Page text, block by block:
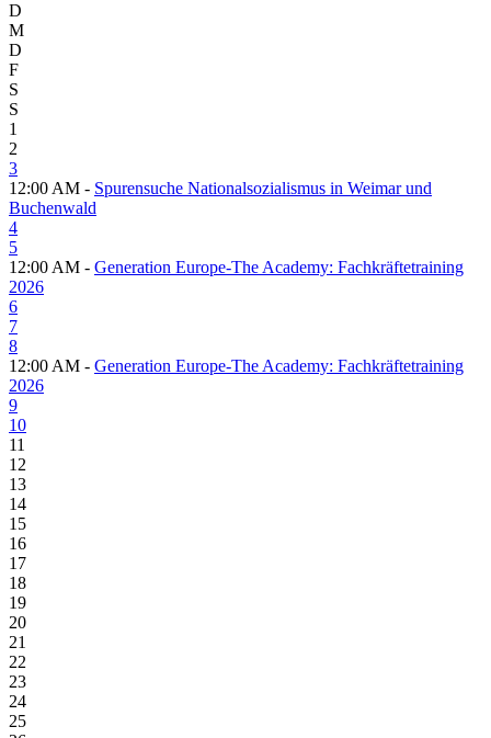
D
M
D
F
S
S
1
2
3
12:00 AM - Spurensuche Nationalsozialismus in Weimar und
Buchenwald
4
5
12:00 AM - Generation Europe-The Academy: Fachkräftetraining
2026
6
7
8
12:00 AM - Generation Europe-The Academy: Fachkräftetraining
2026
9
10
11
12
13
14
15
16
17
18
19
20
21
22
23
24
25